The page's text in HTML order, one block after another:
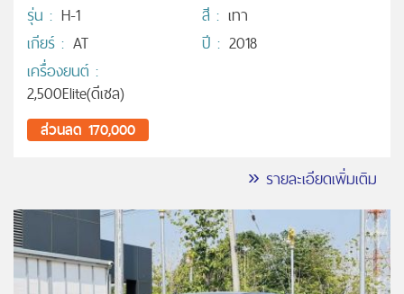
รุ่น : H-1 สี : เทา
เกียร์ : AT ปี : 2018
เครื่องยนต์ :
2,500Elite(ดีเซล)
ส่วนลด 170,000
» รายละเอียดเพิ่มเติม